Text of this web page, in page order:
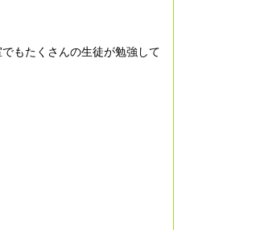
もたくさんの生徒が勉強して